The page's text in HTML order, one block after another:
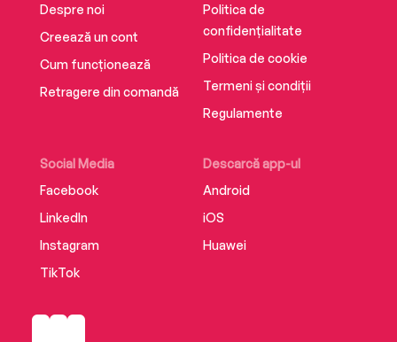
Despre noi
Creează un cont
Cum funcționează
Retragere din comandă
Social Media
Facebook
LinkedIn
Instagram
TikTok
Descarcă app-ul
Android
iOS
Huawei
Politica de
confidențialitate
Politica de cookie
Termeni și condiții
Regulamente